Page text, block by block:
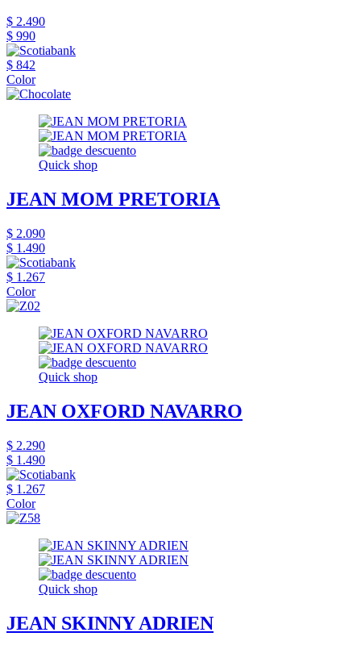
$ 2.490
$ 990
$ 842
Color
Quick shop
JEAN MOM PRETORIA
$ 2.090
$ 1.490
$ 1.267
Color
Quick shop
JEAN OXFORD NAVARRO
$ 2.290
$ 1.490
$ 1.267
Color
Quick shop
JEAN SKINNY ADRIEN